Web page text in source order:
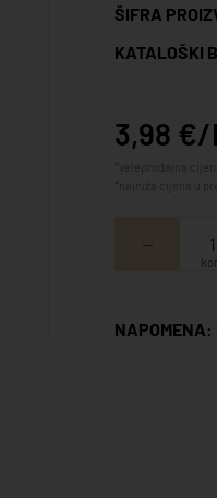
ŠIFRA
KATALOŠKI
3,98 €/
NAPOMENA: